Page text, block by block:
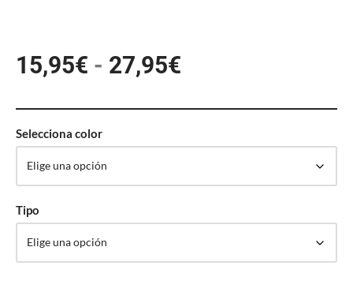
15,95€ - 27,95€
Selecciona color
Tipo